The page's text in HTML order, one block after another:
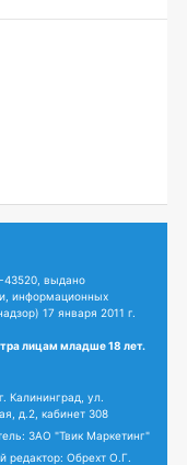
выдано
информационных
17 января 2011 г.
лицам младше 18 лет.
Калининград, ул.
д.2, кабинет 308
ЗАО "Твик Маркетинг"
редактор: Обрехт О.Г.